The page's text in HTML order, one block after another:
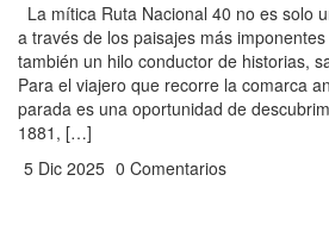
La mítica Ruta Nacional 40 no es solo
a través de los paisajes más
también un hilo conductor de historias,
Para el viajero que recorre la comarca
parada es una oportunidad de
1881, […]
5 Dic 2025 0 Comentarios